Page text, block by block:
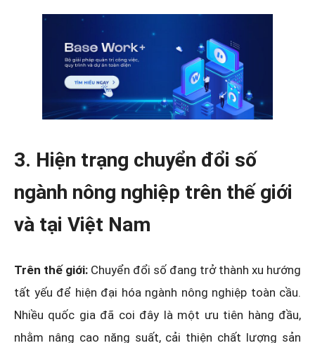
3. Hiện trạng chuyển đổi số
ngành nông nghiệp trên thế giới
và tại Việt Nam
Trên thế giới: Chuyển đổi số đang trở thành xu hướng
tất yếu để hiện đại hóa ngành nông nghiệp toàn cầu.
Nhiều quốc gia đã coi đây là một ưu tiên hàng đầu,
nhằm nâng cao năng suất, cải thiện chất lượng sản